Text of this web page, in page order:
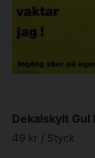
49 kr / Styck